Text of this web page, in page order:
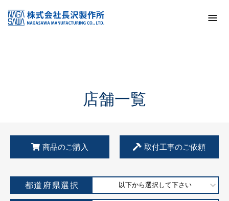
KSS加盟店・取扱店情報
店舗一覧
店舗一覧
商品のご購入 取付工事のご依頼
都道府県選択 以下から選択して下さい